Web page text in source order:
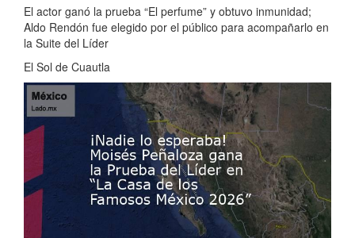
El actor ganó la prueba “El perfume” y obtuvo inmunidad;
Aldo Rendón fue elegido por el público para acompañarlo en
la Suite del Líder
El Sol de Cuautla